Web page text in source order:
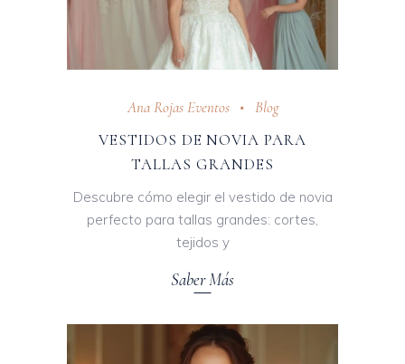
Ana Rojas Eventos
Blog
VESTIDOS DE NOVIA PARA
TALLAS GRANDES
Descubre cómo elegir el vestido de novia
perfecto para tallas grandes: cortes,
tejidos y
Saber Más